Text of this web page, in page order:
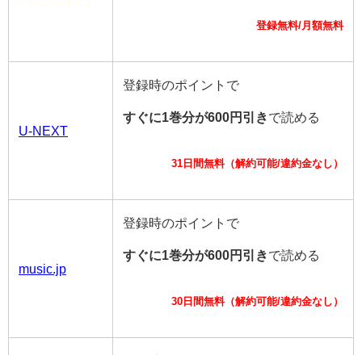
登録無料/月額無料
U-NEXT
登録時のポイントで
すぐに1巻分が600円引きで読める
31日間無料（解約可能/違約金なし）
music.jp
登録時のポイントで
すぐに1巻分が600円引きで読める
30日間無料（解約可能/違約金なし）